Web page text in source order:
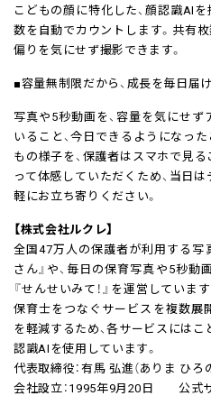
こどもの顔に特化した、顔認識AI
数を自動でカウントします。共有
偏りを気にせず撮影できます。
■容量無制限だから、成長を毎日届
写真や5秒動画を、容量を気にせ
いること、今日できるようになっ
もの様子を、保護者はスマホで見
って体感していただくため、当日
軽にお立ち寄りください。
【株式会社ルクレ】
全国47万人の保護者が利用する写
さん』や、毎日の保育写真や5秒
『せんせいみて！』を運営していま
保育士をつなぐサービスを複数展
を軽減するため、各サービスには
認識AIを使用しています。
代表取締役：有馬 弘進（ありま ひろ
会社設立：1995年9月20日 公式サ